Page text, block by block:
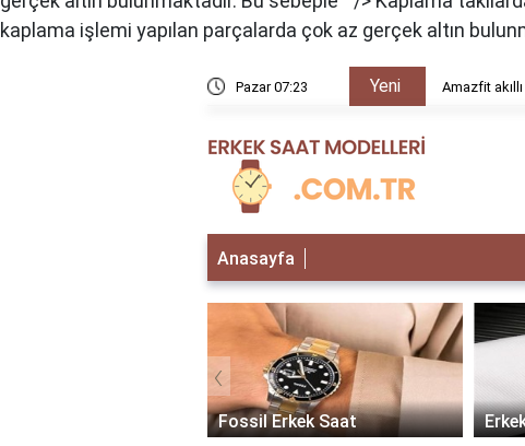
kaplama işlemi yapılan parçalarda çok az gerçek altın
Pazar 07:23 Yeni Amazfit
Anasayfa
Fossil Erkek Saat
‹